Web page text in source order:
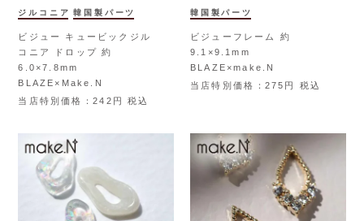
ジルコニア 韓国製パーツ
ビジュー キュービックジル
コニア ドロップ 約
6.0×7.8mm
BLAZE×Make.N
当店特別価格
242 税込
韓国製パーツ
ビジューフレーム 約
9.1×9.1mm
BLAZE×make.N
当店特別価格
275 税込